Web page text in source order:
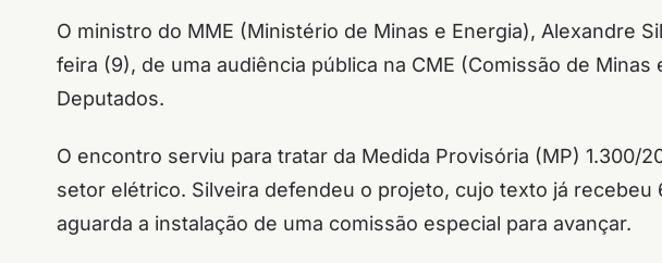
O ministro do MME (Ministério de Minas e Energia), Alexandre
feira (9), de uma audiência pública na CME (Comissão de Minas
Deputados.
O encontro serviu para tratar da Medida Provisória (MP) 1.300/
setor elétrico. Silveira defendeu o projeto, cujo texto já recebeu
aguarda a instalação de uma comissão especial para avançar.